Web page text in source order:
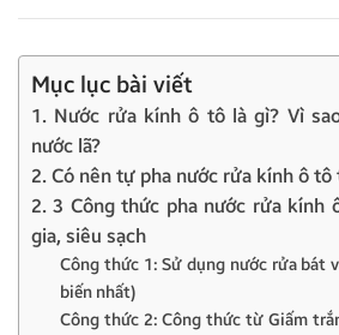
Mục lục bài viết
1. Nước rửa kính ô tô là gì? Vì
nước lã?
2. Có nên tự pha nước rửa kính ô tô
2. 3 Công thức pha nước rửa kính
gia, siêu sạch
Công thức 1: Sử dụng nước rửa bát
biến nhất)
Công thức 2: Công thức từ Giấm